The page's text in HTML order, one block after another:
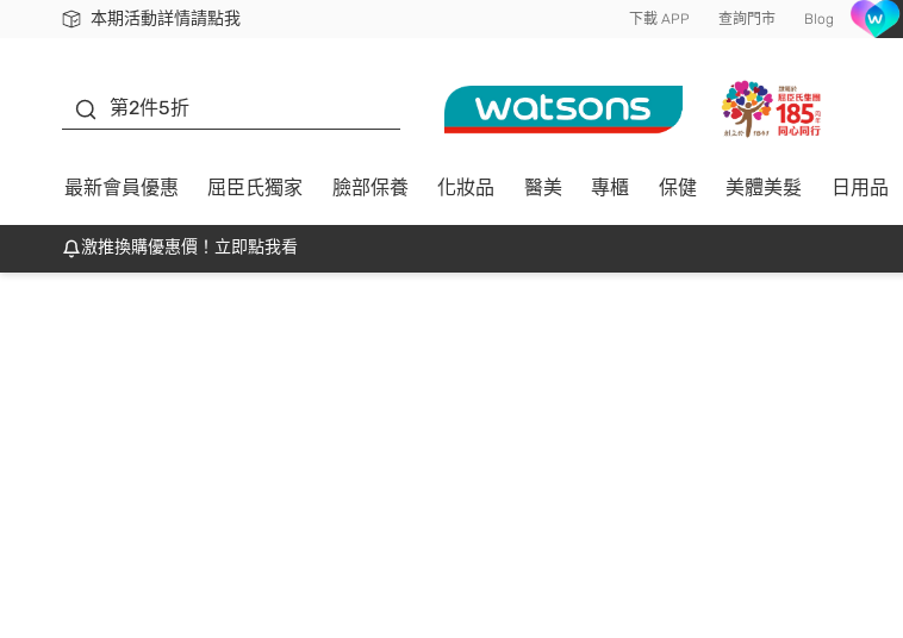
本期活動詳情請點我
下載app最高回饋$350 下載 APP 查詢門市 Blog
第2件5折
最新會員優惠 屈臣氏獨家 臉部保養 化妝品 醫美 專櫃 保健 美體美髮 日用品
激推換購優惠價！立即點我看